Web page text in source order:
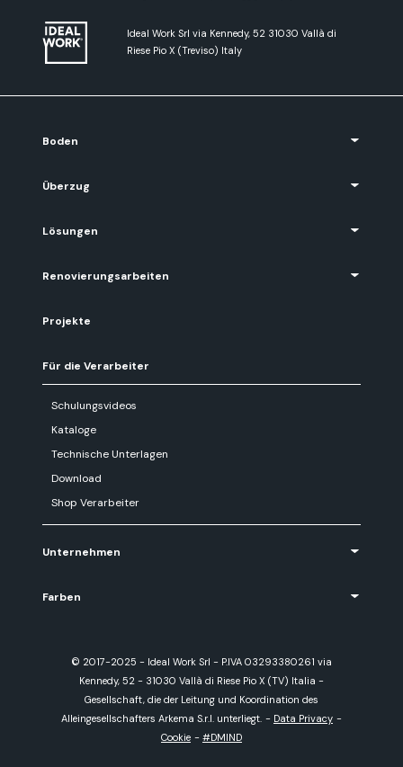
Ideal Work Srl via Kennedy, 52 31030 Vallà di
Riese Pio X (Treviso) Italy
Boden
Überzug
Lösungen
Renovierungsarbeiten
Projekte
Für die Verarbeiter
Schulungsvideos
Kataloge
Technische Unterlagen
Download
Shop Verarbeiter
Unternehmen
Farben
© 2017-2025 - Ideal Work Srl - P.IVA 03293380261 via
Kennedy, 52 - 31030 Vallà di Riese Pio X (TV) Italia -
Gesellschaft, die der Leitung und Koordination des
Alleingesellschafters Arkema S.r.l. unterliegt. - Data Privacy -
Cookie - #DMIND